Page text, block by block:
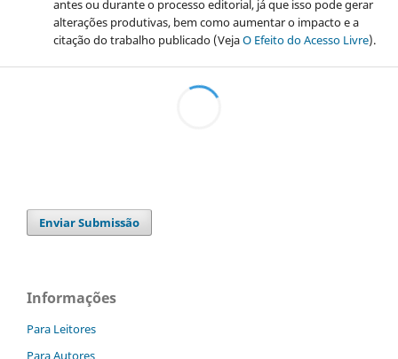
antes ou durante o processo editorial, já que isso pode gerar
alterações produtivas, bem como aumentar o impacto e a
citação do trabalho publicado (VejaO Efeito do Acesso Livre).
Enviar Submissão
Informações
Para Leitores
Para Autores